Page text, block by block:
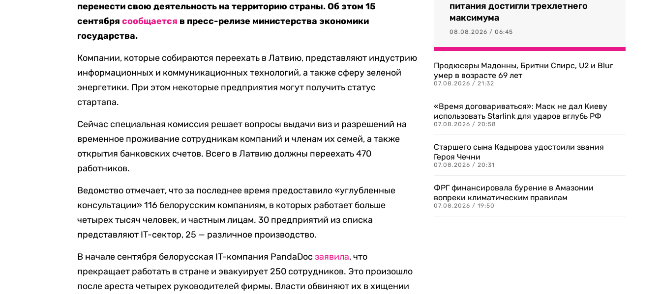
перенести свою деятельность на территорию страны. Об этом 15
сентябрясообщается в пресс-релизе министерства экономики
государства.
Компании, которые собираются переехать в Латвию, представляют индустрию
информационных и коммуникационных технологий, а также сферу зеленой
энергетики. При этом некоторые предприятия могут получить статус
стартапа.
Сейчас специальная комиссия решает вопросы выдачи виз и разрешений на
временное проживание сотрудникам компаний и членам их семей, а также
открытия банковских счетов. Всего в Латвию должны переехать 470
работников.
Ведомство отмечает, что за последнее время предоставило «углубленные
консультации» 116 белорусским компаниям, в которых работает больше
четырех тысяч человек, и частным лицам. 30 предприятий из списка
представляют IT-сектор, 25 — различное производство.
В начале сентября белорусская IT-компания PandaDocзаявила, что
прекращает работать в стране и эвакуирует 250 сотрудников. Это произошло
после ареста четырех руководителей фирмы. Власти обвиняют их в хищении
питания достигли трехлетнего
максимума
08.08.2026 / 06:45
Продюсеры Мадонны, Бритни Спирс, U2 и Blur
умер в возрасте 69 лет
07.08.2026 / 21:32
«Время договариваться»: Маск не дал Киеву
использовать Starlink для ударов вглубь РФ
07.08.2026 / 20:58
Старшего сына Кадырова удостоили звания
Героя Чечни
07.08.2026 / 20:31
ФРГ финансировала бурение в Амазонии
вопреки климатическим правилам
07.08.2026 / 19:50